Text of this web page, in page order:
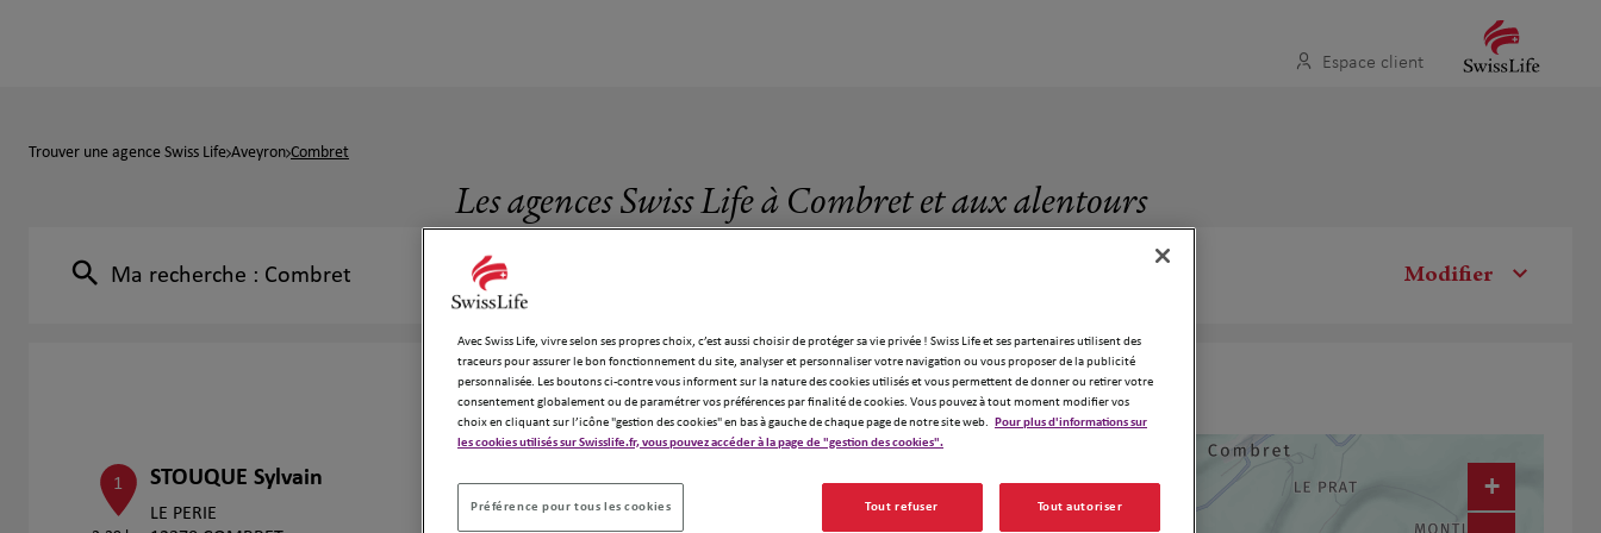
Espace client
Trouver une agence Swiss Life Aveyron Combret
Les agences Swiss Life à Combret et aux alentours
Ma recherche : Combret Modifier
1 agence Swiss Life à Combret
1 STOUQUE Sylvain
LE PERIE
+
Avec Swiss Life, vivre selon ses propres choix, c’est aussi choisir de protéger sa vie privée ! Swiss Life et ses partenaires utilisent des
traceurs pour assurer le bon fonctionnement du site, analyser et personnaliser votre navigation ou vous proposer de la publicité
personnalisée. Les boutons ci-contre vous informent sur la nature des cookies utilisés et vous permettent de donner ou retirer votre
consentement globalement ou de paramétrer vos préférences par finalité de cookies. Vous pouvez à tout moment modifier vos
choix en cliquant sur l’icône "gestion des cookies" en bas à gauche de chaque page de notre site web.
Pour plus d'informations sur
les cookies utilisés sur Swisslife.fr, vous pouvez accéder à la page de "gestion des cookies".
Préférence pour tous les cookies Tout refuser Tout autoriser